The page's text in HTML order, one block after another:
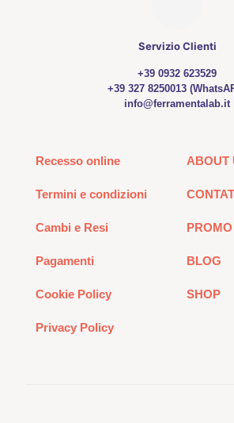
Servizio Clienti
+39 0932 623529
+39 327 8250013
info@ferramentalab.it
Recesso online
Termini e condizioni
Cambi e Resi
Pagamenti
Cookie Policy
Privacy Policy
ABOUT
PROMO
BLOG
SHOP